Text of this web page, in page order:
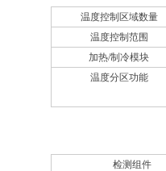
温度控制区域数量
温度控制范围
加热/制冷模块
温度分区功能
检测组件